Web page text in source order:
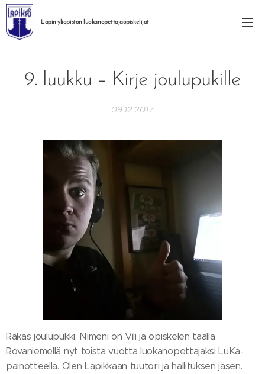
Lapin yliopiston luokanopettajaopiskelijat
9. luukku – Kirje joulupukille
09.12.2017
Rakas joulupukki; Nimeni on Vili ja opiskelen täällä
Rovaniemellä nyt toista vuotta luokanopettajaksi LuKa-
painotteella. Olen Lapikkaan tuutori ja hallituksen jäsen.